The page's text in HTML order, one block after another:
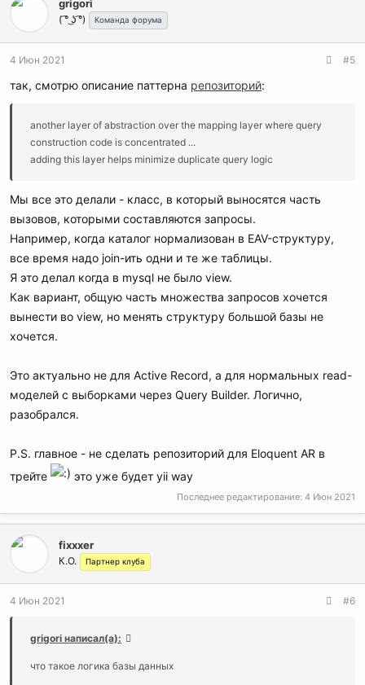
grigori
( ͡° ͜ʖ ͡°) Команда форума
4 Июн 2021 #5
так, смотрю описание паттерна репозиторий:
another layer of abstraction over the mapping layer where query
construction code is concentrated ...
adding this layer helps minimize duplicate query logic
Мы все это делали - класс, в который выносятся часть
вызовов, которыми составляются запросы.
Например, когда каталог нормализован в EAV-структуру,
все время надо join-ить одни и те же таблицы.
Я это делал когда в mysql не было view.
Как вариант, общую часть множества запросов хочется
вынести во view, но менять структуру большой базы не
хочется.
Это актуально не для Active Record, а для нормальных read-
моделей с выборками через Query Builder. Логично,
разобрался.
P.S. главное - не сделать репозиторий для Eloquent AR в
трейте
это уже будет yii way
Последнее редактирование: 4 Июн 2021
fixxxer
К.О. Партнер клуба
4 Июн 2021 #6
grigori написал(а):
что такое логика базы данных